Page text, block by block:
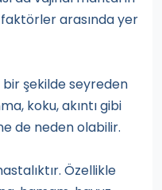
arasında yer
bir şekilde seyreden
koku, akıntı gibi
de neden olabilir.
Özellikle